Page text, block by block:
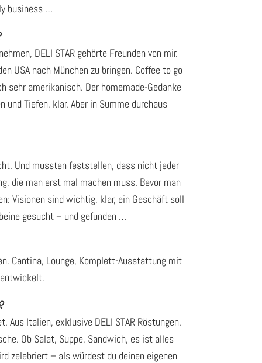
business …
DELI STAR gehörte Freunden von mir.
USA nach München zu bringen. Coffee to go
sehr amerikanisch. Der homemade-Gedanke
Tiefen, klar. Aber in Summe durchaus
Und mussten feststellen, dass nicht jeder
die man erst mal machen muss. Bevor man
Visionen sind wichtig, klar, ein Geschäft soll
gesucht – und gefunden …
Cantina, Lounge, Komplett-Ausstattung mit
Italien, exklusive DELI STAR Röstungen.
Ob Salat, Suppe, Sandwich, es ist alles
zelebriert – als würdest du deinen eigenen